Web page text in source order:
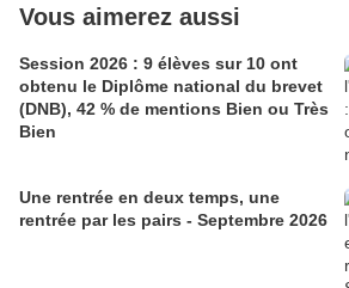
Vous aimerez aussi
Session 2026 : 9 élèves sur 10 ont
obtenu le Diplôme national du brevet
(DNB), 42 % de mentions Bien ou Très
Bien
Une rentrée en deux temps, une
rentrée par les pairs - Septembre 2026